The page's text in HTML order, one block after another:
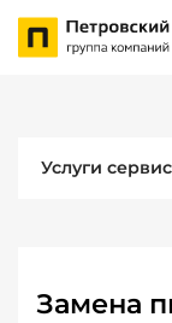
Услуги
Замена